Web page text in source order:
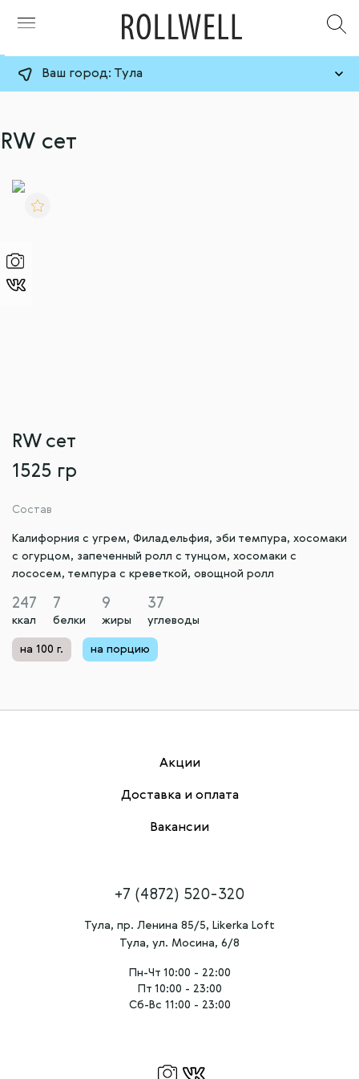
Ваш город: Тула
RW cет
RW cет
1525 гр
Состав
Калифорния с угрем, Филадельфия, эби темпура, хосомаки
с огурцом, запеченный ролл с тунцом, хосомаки с
лососем, темпура с креветкой, овощной ролл
247
ккал
7
белки
9
жиры
37
углеводы
на 100 г. на порцию
Акции
Доставка и оплата
Вакансии
+7 (4872) 520-320
Тула, пр. Ленина 85/5, Likerka Loft
Тула, ул. Мосина, 6/8
Пн-Чт 10:00 - 22:00
Пт 10:00 - 23:00
Сб-Вс 11:00 - 23:00